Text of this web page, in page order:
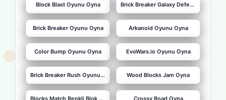
Block Blast Oyunu Oyna Brick Breaker Galaxy Defense Oyna
Brick Breaker Oyunu Oyna Arkanoid Oyunu Oyna
Color Bump Oyunu Oyna EvoWars.io Oyunu Oyna
Brick Breaker Rush Oyunu Oyna Wood Blocks Jam Oyna
Blocks Match Renkli Blok Oyunu Oyna Crossy Road Oyna